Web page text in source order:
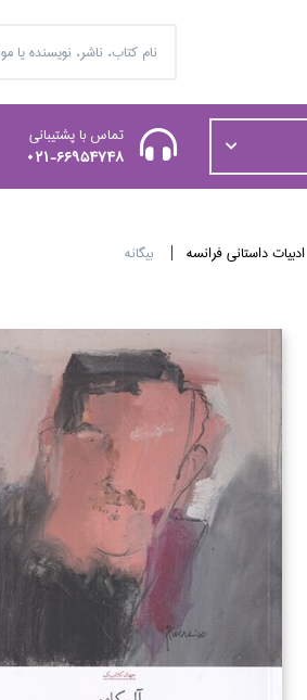
تماس با پشتیبانی
021-66954748
ادبيات داستاني فرانسه بيگانه